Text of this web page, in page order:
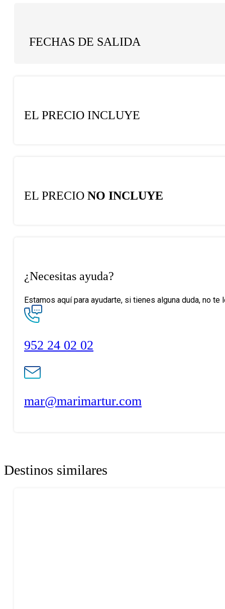
FECHAS DE SALIDA
EL PRECIO INCLUYE
EL PRECIO NO INCLUYE
¿Necesitas ayuda?
Estamos aquí para ayudarte, si tienes alguna duda, no
952 24 02 02
mar@marimartur.com
Destinos similares